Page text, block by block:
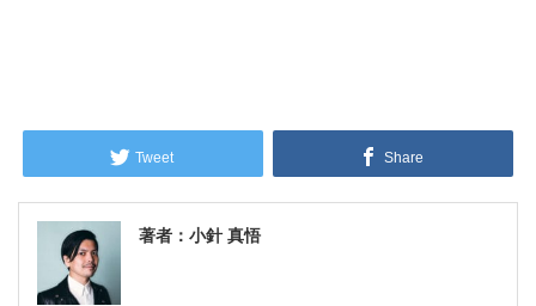
Tweet Share
著者：小針 真悟